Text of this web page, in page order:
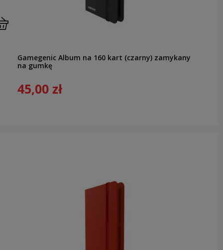
Gamegenic Album na 160 kart (czarny) zamykany
na gumkę
45,00 zł